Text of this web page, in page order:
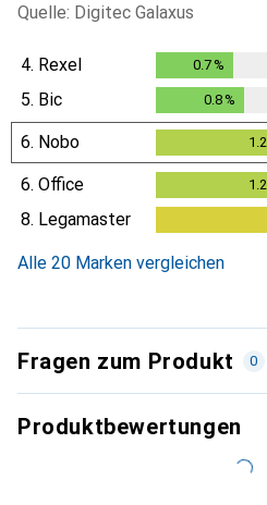
Quelle: Digitec Galaxus
4. Rexel 0.7 %
5. Bic 0.8 %
6. Nobo 1.2
6. Office 1.2
8. Legamaster
Alle 20 Marken vergleichen
Fragen zum Produkt 0
Produktbewertungen